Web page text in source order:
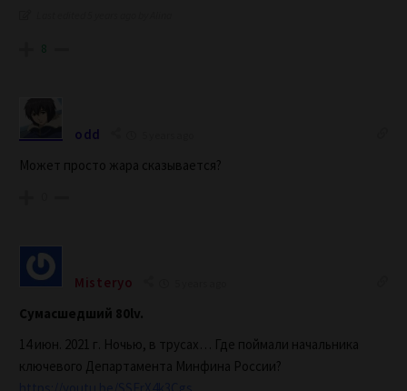
8
odd
Может просто жара сказывается?
Misteryo
Сумасшедший 80lv.
14 июн. 2021 г. Ночью, в трусах… Где поймали начальника
ключевого Департамента Минфина России?